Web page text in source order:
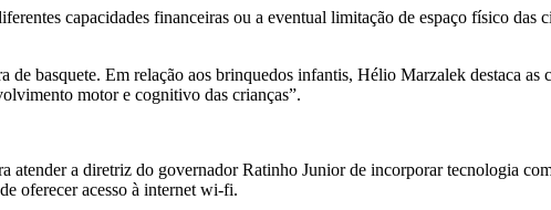
capacidades financeiras ou a eventual limitação de espaço físico das
basquete. Em relação aos brinquedos infantis, Hélio Marzalek destaca as
motor e cognitivo das crianças”.
a diretriz do governador Ratinho Junior de incorporar tecnologia
oferecer acesso à internet wi-fi.